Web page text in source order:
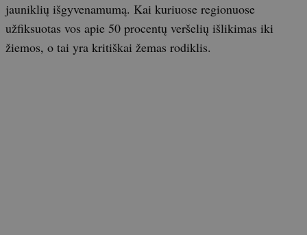
jauniklių išgyvenamumą. Kai kuriuose regionuose
užfiksuotas vos apie 50 procentų veršelių išlikimas iki
žiemos, o tai yra kritiškai žemas rodiklis.